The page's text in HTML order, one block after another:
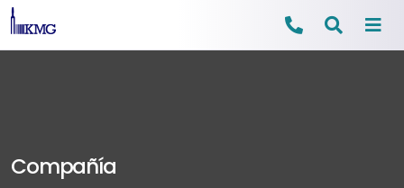
Ir
Compañía